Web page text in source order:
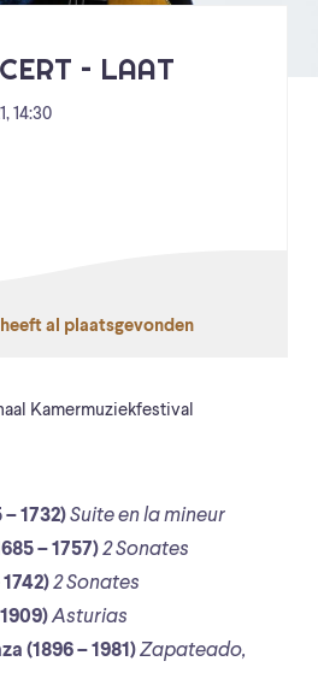
1732)Suite en la mineur
– 1757)2 Sonates
2 Sonates
Asturias
(1896 – 1981)Zapateado,
– LAAT
14:30
al plaatsgevonden
Kamermuziekfestival